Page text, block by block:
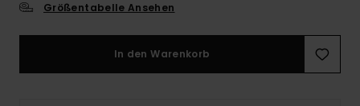
Größentabelle Ansehen
In den Warenkorb